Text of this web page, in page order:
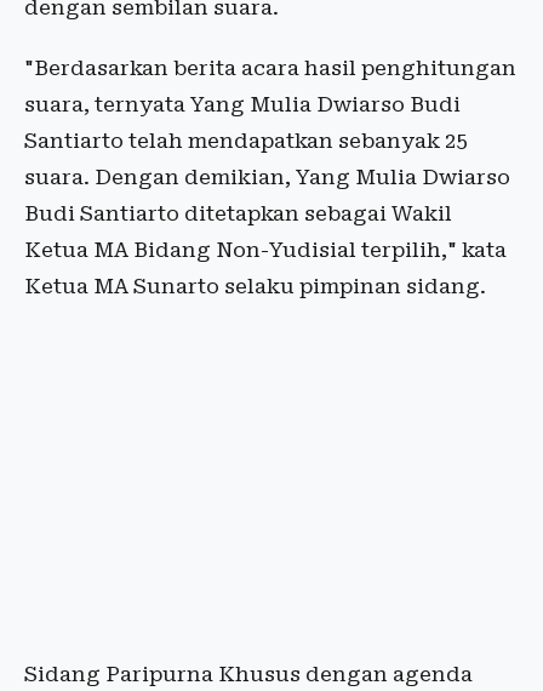
dengan sembilan suara.
"Berdasarkan berita acara hasil penghitungan
suara, ternyata Yang Mulia Dwiarso Budi
Santiarto telah mendapatkan sebanyak 25
suara. Dengan demikian, Yang Mulia Dwiarso
Budi Santiarto ditetapkan sebagai Wakil
Ketua MA Bidang Non-Yudisial terpilih," kata
Ketua MA Sunarto selaku pimpinan sidang.
Sidang Paripurna Khusus dengan agenda